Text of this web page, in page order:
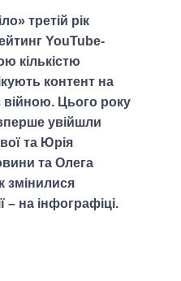
третій рік
YouTube-
кількістю
контент на
війною. Цього року
увійшли
та Юрія
та Олега
змінилися
– на інфографіці.